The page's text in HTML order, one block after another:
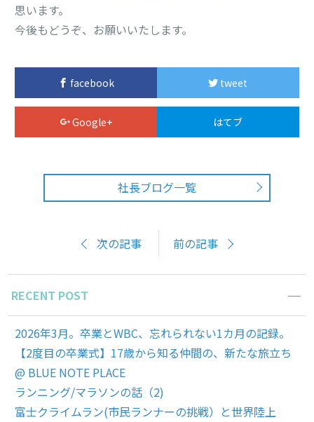
思います。
今後もどうぞ、お願いいたします。
facebook tweet
Google+ はてブ
社長ブログ一覧
次の記事 前の記事
RECENT POST
2026年3月。卒業とWBC、忘れられない1カ月の記録。
【2度目の卒業式】17歳から知る仲間の、新たな旅立ち
@ BLUE NOTE PLACE
ランニング/マラソンの話（2)
富士クライムラン(市民ランナーの挑戦）と世界陸上